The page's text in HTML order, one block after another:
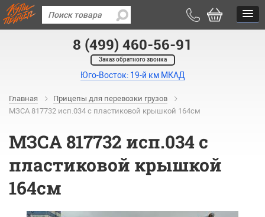
8 (499) 460-56-91
Заказ обратного звонка
Юго-Восток: 19-й км МКАД
Главная
Прицепы для перевозки грузов
МЗСА 817732 исп.034 с пластиковой крышкой 164см
МЗСА 817732 исп.034 с
пластиковой крышкой
164см